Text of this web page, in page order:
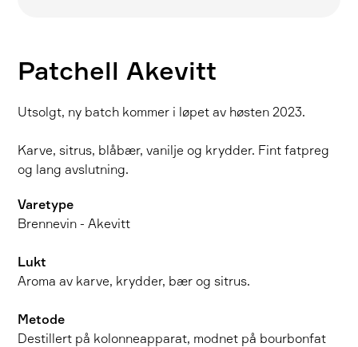
Patchell Akevitt
Utsolgt, ny batch kommer i løpet av høsten 2023.
Karve, sitrus, blåbær, vanilje og krydder. Fint fatpreg
og lang avslutning.
Varetype
Brennevin - Akevitt
Lukt
Aroma av karve, krydder, bær og sitrus.
Metode
Destillert på kolonneapparat, modnet på bourbonfat